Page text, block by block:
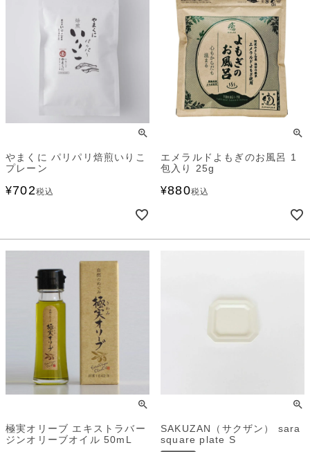
やまくに パリパリ焙煎いりこ
プレーン
¥702税込
エメラルドよもぎのお風呂 1
包入り 25g
¥880税込
極実オリーブ エキストラバー
ジンオリーブオイル 50mL
SAKUZAN（サクザン） sara
square plate S